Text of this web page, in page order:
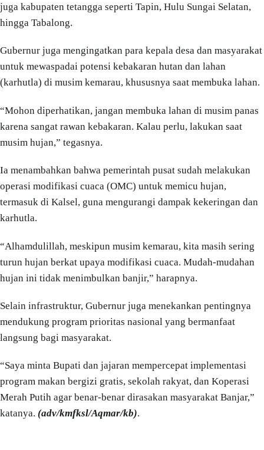
juga kabupaten tetangga seperti Tapin, Hulu Sungai Selatan,
hingga Tabalong.
Gubernur juga mengingatkan para kepala desa dan masyarakat
untuk mewaspadai potensi kebakaran hutan dan lahan
(karhutla) di musim kemarau, khususnya saat membuka lahan.
“Mohon diperhatikan, jangan membuka lahan di musim panas
karena sangat rawan kebakaran. Kalau perlu, lakukan saat
musim hujan,” tegasnya.
Ia menambahkan bahwa pemerintah pusat sudah melakukan
operasi modifikasi cuaca (OMC) untuk memicu hujan,
termasuk di Kalsel, guna mengurangi dampak kekeringan dan
karhutla.
“Alhamdulillah, meskipun musim kemarau, kita masih sering
turun hujan berkat upaya modifikasi cuaca. Mudah-mudahan
hujan ini tidak menimbulkan banjir,” harapnya.
Selain infrastruktur, Gubernur juga menekankan pentingnya
mendukung program prioritas nasional yang bermanfaat
langsung bagi masyarakat.
“Saya minta Bupati dan jajaran mempercepat implementasi
program makan bergizi gratis, sekolah rakyat, dan Koperasi
Merah Putih agar benar-benar dirasakan masyarakat Banjar,”
katanya. (adv/kmfksl/Aqmar/kb).